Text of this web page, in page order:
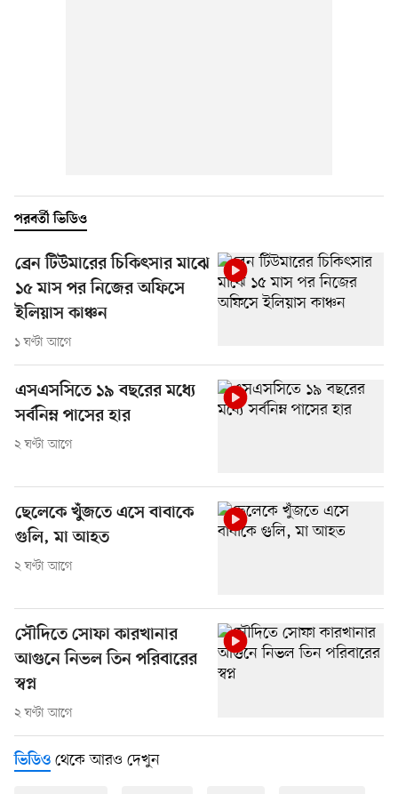
পরবর্তী ভিডিও
ব্রেন টিউমারের চিকিৎসার মাঝে
১৫ মাস পর নিজের অফিসে
ইলিয়াস কাঞ্চন
১ ঘণ্টা আগে
এসএসসিতে ১৯ বছরের মধ্যে
সর্বনিম্ন পাসের হার
২ ঘণ্টা আগে
ছেলেকে খুঁজতে এসে বাবাকে
গুলি, মা আহত
২ ঘণ্টা আগে
সৌদিতে সোফা কারখানার
আগুনে নিভল তিন পরিবারের
স্বপ্ন
২ ঘণ্টা আগে
ভিডিও থেকে আরও দেখুন